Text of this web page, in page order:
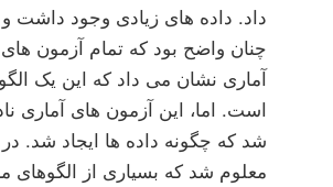
داد. داده های زیادی وجود داشت
چنان واضح بود که تمام آزمون
آماری نشان می داد که این یک
است. اما، این آزمون های آماری
شد که چگونه داده ها ایجاد شد.
معلوم شد که بسیاری از الگوهای